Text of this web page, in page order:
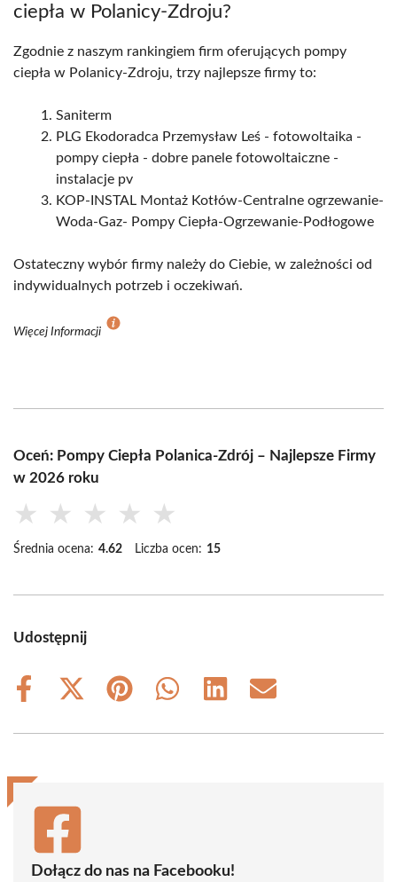
ciepła w Polanicy-Zdroju?
Zgodnie z naszym rankingiem firm oferujących pompy
ciepła w Polanicy-Zdroju, trzy najlepsze firmy to:
Saniterm
PLG Ekodoradca Przemysław Leś - fotowoltaika -
pompy ciepła - dobre panele fotowoltaiczne -
instalacje pv
KOP-INSTAL Montaż Kotłów-Centralne ogrzewanie-
Woda-Gaz- Pompy Ciepła-Ogrzewanie-Podłogowe
Ostateczny wybór firmy należy do Ciebie, w zależności od
indywidualnych potrzeb i oczekiwań.
Więcej Informacji
Oceń: Pompy Ciepła Polanica-Zdrój – Najlepsze Firmy
w 2026 roku
★ ★ ★ ★ ★
Średnia ocena: 4.62 Liczba ocen: 15
Udostępnij
Share
Share
(Twitter)
Share
Share
Share
Share
Dołącz do nas na Facebooku!